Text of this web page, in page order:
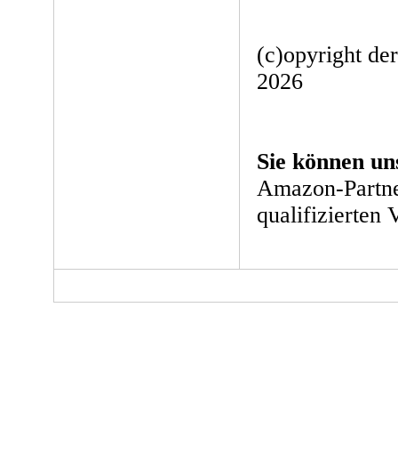
(c)opyright
2026
Sie können
Amazon-
qualifizierten